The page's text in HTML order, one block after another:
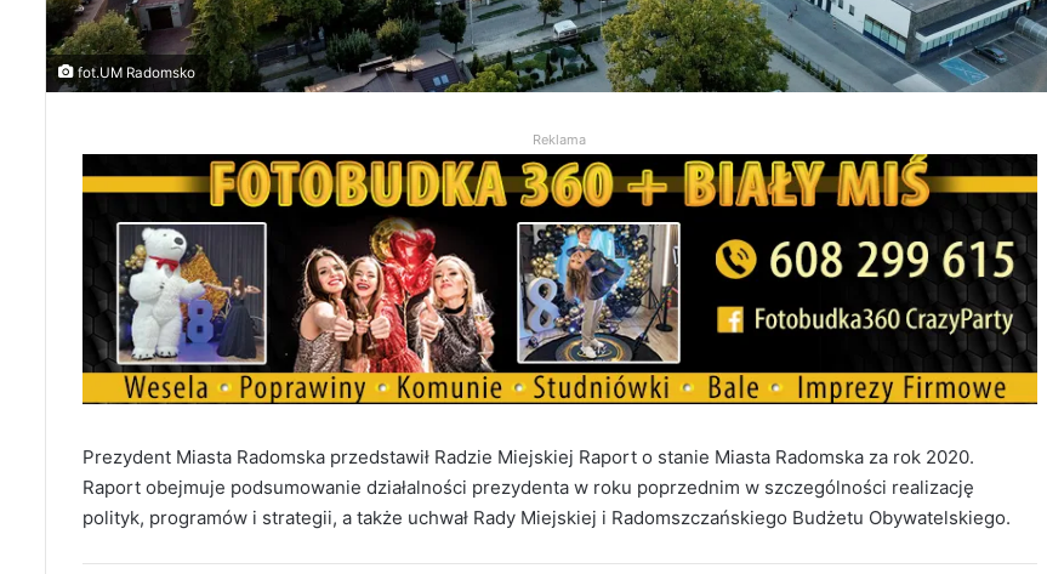
fot.UM Radomsko
Reklama
Prezydent Miasta Radomska przedstawił Radzie Miejskiej Raport o stanie Miasta Radomska za rok 2020.
Raport obejmuje podsumowanie działalności prezydenta w roku poprzednim w szczególności realizację
polityk, programów i strategii, a także uchwał Rady Miejskiej i Radomszczańskiego Budżetu Obywatelskiego.